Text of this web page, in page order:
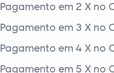
Pagamento em 2 X no
Pagamento em 3 X no
Pagamento em 4 X no
Pagamento em 5 X no